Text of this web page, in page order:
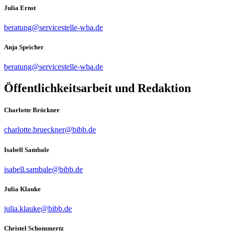
Julia Ernst
beratung@servicestelle-wba.de
Anja Speicher
beratung@servicestelle-wba.de
Öffentlichkeitsarbeit und Redaktion
Charlotte Brückner
charlotte.brueckner@bibb.de
Isabell Sambale
isabell.sambale@bibb.de
Julia Klauke
julia.klauke@bibb.de
Christel Schommertz